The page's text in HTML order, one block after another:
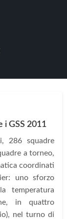
i GSS 2011
286 squadre
a torneo,
coordinati
uno sforzo
temperatura
in quattro
nel turno di